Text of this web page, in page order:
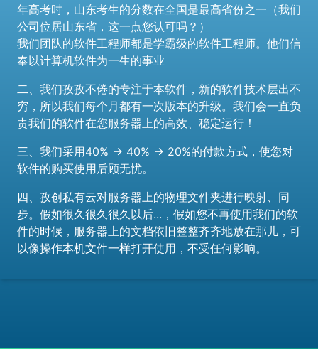
年高考时，山东考生的分数在全国是最高省份之一（我们
公司位居山东省，这一点您认可吗？）
我们团队的软件工程师都是学霸级的软件工程师。他们信
奉以计算机软件为一生的事业
二、我们孜孜不倦的专注于本软件，新的软件技术层出不
穷，所以我们每个月都有一次版本的升级。我们会一直负
责我们的软件在您服务器上的高效、稳定运行！
三、我们采用40% -> 40% -> 20%的付款方式，使您对
软件的购买使用后顾无忧。
四、孜创私有云对服务器上的物理文件夹进行映射、同
步。假如很久很久很久以后...，假如您不再使用我们的软
件的时候，服务器上的文档依旧整整齐齐地放在那儿，可
以像操作本机文件一样打开使用，不受任何影响。